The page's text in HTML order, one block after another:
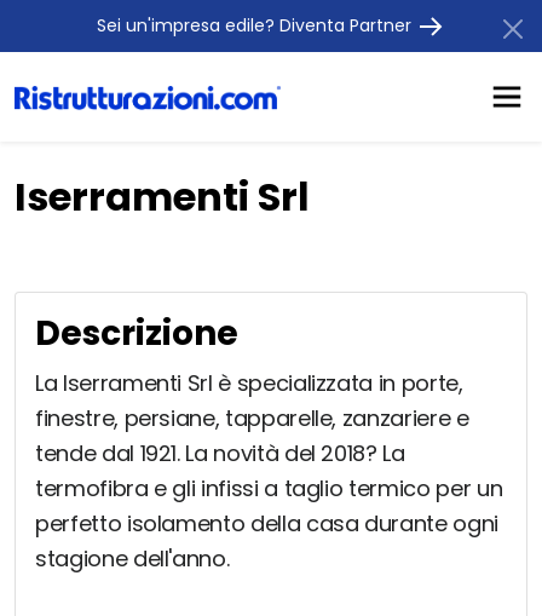
Sei un'impresa edile? Diventa Partner
Iserramenti Srl
Descrizione
La Iserramenti Srl è specializzata in porte,
finestre, persiane, tapparelle, zanzariere e
tende dal 1921. La novità del 2018? La
termofibra e gli infissi a taglio termico per un
perfetto isolamento della casa durante ogni
stagione dell'anno.